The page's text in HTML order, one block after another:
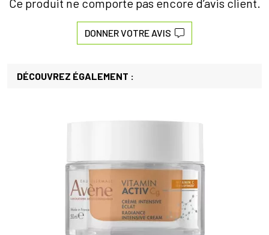
Ce produit ne comporte pas encore d’avis client.
DONNER VOTRE AVIS
DÉCOUVREZ ÉGALEMENT :